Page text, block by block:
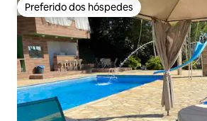
Preferido dos hóspedes
Preferido dos hóspedes